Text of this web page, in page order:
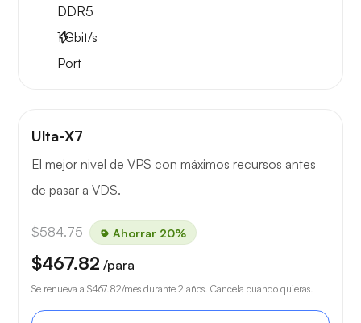
DDR5
1Gbit/s
Port
Ulta-X7
El mejor nivel de VPS con máximos recursos antes
de pasar a VDS.
$584.75 Ahorrar 20%
$467.82 /para
Se renueva a $467.82/mes durante 2 años. Cancela cuando quieras.